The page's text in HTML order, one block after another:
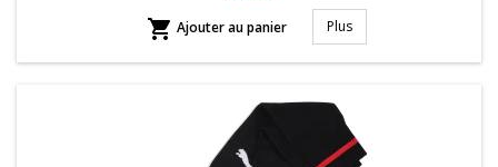
 Ajouter au panier Plus